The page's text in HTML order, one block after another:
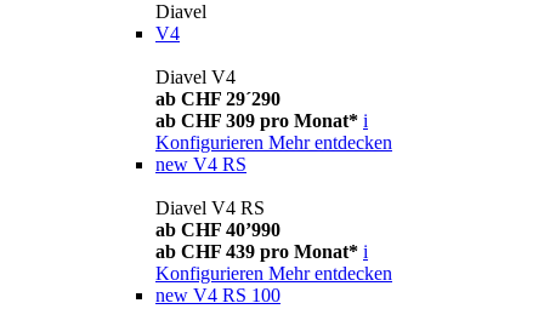
Diavel
V4
Diavel V4
ab CHF 29´290
ab CHF 309 pro Monat* i
Konfigurieren Mehr entdecken
new V4 RS
Diavel V4 RS
ab CHF 40’990
ab CHF 439 pro Monat* i
Konfigurieren Mehr entdecken
new V4 RS 100